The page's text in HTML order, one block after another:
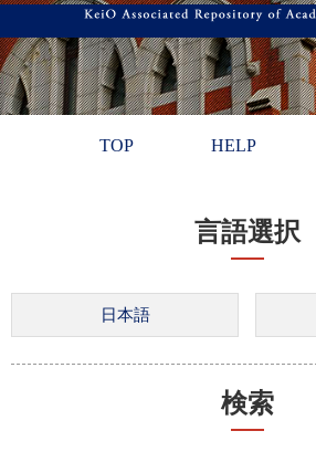
TOP HELP
言語選択
検索